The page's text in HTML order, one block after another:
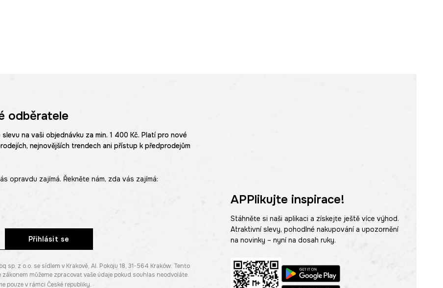
odběratele
na vaši objednávku za min. 1 400 Kč. Platí pro nové
nejnovějších trendech ani přístup k předprodejům
opravdu zajímá. Řekněte nám, zda vás zajímá:
Přihlásit se
z o.o. se sídlem v Krakově, Al. Pokoju 18, 31-564 Kraków. Tento
můžeme zpracovat vaše údaje pokud souhlas neodvoláte.
pouze v rámci České republiky.
APPlikujte inspirace!
Stáhněte si naši aplikaci a získejte ještě více výhod.
Atraktivní slevy, pohodlné nakupování a upozornění
na novinky – nyní na dosah ruky.